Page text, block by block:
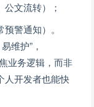
文流转）；
警通知）。
维护”，
业务逻辑，而非
人开发者也能快